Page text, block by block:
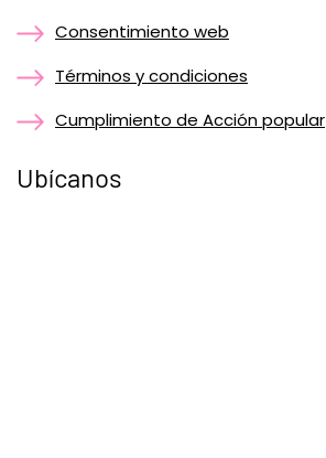
Consentimiento web
Términos y condiciones
Cumplimiento de Acción popular
Ubícanos